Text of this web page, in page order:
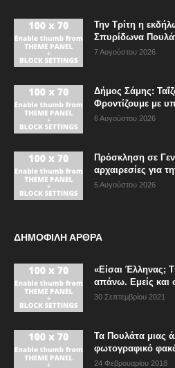
Την Τρίτη η
Σπυρίδωνα
7 Αυγούστου 2026
Δήμος Σάμης:
Φροντίζουμε με
6 Αυγούστου 2026
Πρόσκληση σε
αρχαιρεσίες για
5 Αυγούστου 2026
ΔΗΜΟΦΙΛΗ ΑΡΘΡΑ
«Είσαι Έλληνας;
απάνω. Εμείς και
30 Σεπτεμβρίου 2021
Τα Πουλάτα μιας
φωτογραφικό
24 Φεβρουαρίου 2018